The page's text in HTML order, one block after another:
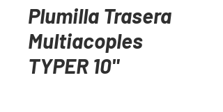
Plumilla Trasera
Multiacoples
TYPER 10"